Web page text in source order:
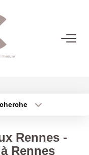
Plus de critères
Rennes -
Rennes